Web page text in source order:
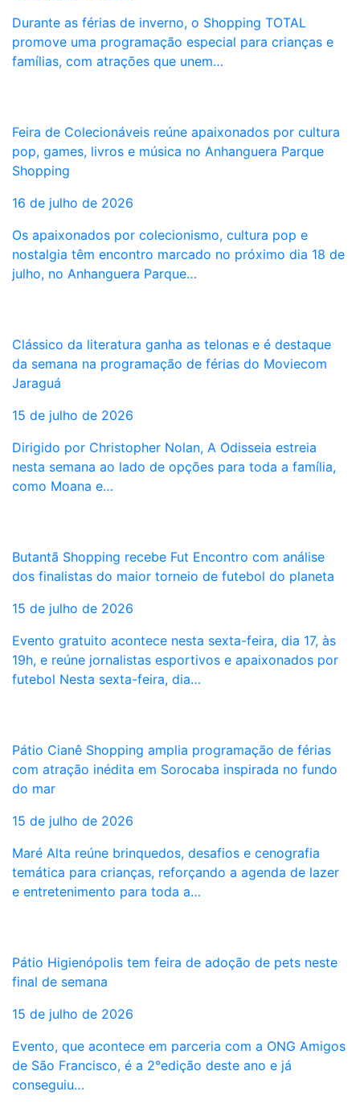
Durante as férias de inverno, o Shopping TOTAL
promove uma programação especial para crianças e
famílias, com atrações que unem…
Feira de Colecionáveis reúne apaixonados por cultura
pop, games, livros e música no Anhanguera Parque
Shopping
16 de julho de 2026
Os apaixonados por colecionismo, cultura pop e
nostalgia têm encontro marcado no próximo dia 18 de
julho, no Anhanguera Parque…
Clássico da literatura ganha as telonas e é destaque
da semana na programação de férias do Moviecom
Jaraguá
15 de julho de 2026
Dirigido por Christopher Nolan, A Odisseia estreia
nesta semana ao lado de opções para toda a família,
como Moana e…
Butantã Shopping recebe Fut Encontro com análise
dos finalistas do maior torneio de futebol do planeta
15 de julho de 2026
Evento gratuito acontece nesta sexta-feira, dia 17, às
19h, e reúne jornalistas esportivos e apaixonados por
futebol Nesta sexta-feira, dia…
Pátio Cianê Shopping amplia programação de férias
com atração inédita em Sorocaba inspirada no fundo
do mar
15 de julho de 2026
Maré Alta reúne brinquedos, desafios e cenografia
temática para crianças, reforçando a agenda de lazer
e entretenimento para toda a…
Pátio Higienópolis tem feira de adoção de pets neste
final de semana
15 de julho de 2026
Evento, que acontece em parceria com a ONG Amigos
de São Francisco, é a 2°edição deste ano e já
conseguiu…